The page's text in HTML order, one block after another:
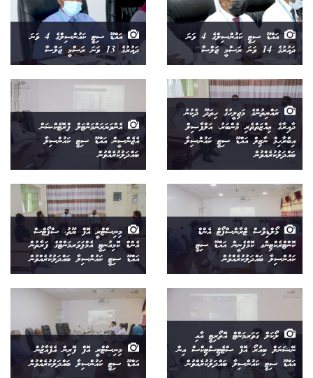
އައްޑޫ ސިޓީ ކައުންސިލްގެ 4 ވަނަ
ދައުރުގެ 14 ވަނަ ރަސްމީ ޖަލްސާ
އައްޑޫ ސިޓީ ކައުންސިލްގެ 4 ވަނަ
ދައުރުގެ 13 ވަނަ ރަސްމީ ޖަލްސާ
ރައްޔިތުންގެ މަޖިލީހުގެ ހިތަދޫ ދެކުނު
ދާއިރާގެ ޢިއްޒަތްތެރި މެންބަރު، އަލްފާޟިލް
އިބްރާހިމް ނާޒިލް އައްޑޫ ސިޓީ ކައުންސިލާ
ބައްދަލުކުރެއްވުން
އެންވަޔަރަންމަންޓަލް ޕްރޮޓެކްޝަން
އެޖެންސީން އައްޑޫ ސިޓީ ކައުންސިލާ
ބައްދަލުކުރެއްވުން
މޯލްޑިވްސް ޓްރާންސްޕޯޓް އެންޑް
ކޮންޓްރެކްޓިންގ ކޮމްޕެނީން އައްޑޫ ސިޓީ
ކައުންސިލާ ބައްދަލުކުރެއްވުން
މިނިސްޓްރީ އޮފް ޔޫތު، ސްޕޯޓްސް
އެންޑް ކޮމިއުނިޓީ އެމްޕަވަރމަންޓްގެ ފަރާތުން
އައްޑޫ ސިޓީ ކައުންސިލާ ބައްދަލުކުރެއްވުން
ލޯކަލް ގަވަރމަންޓް އޮތޯރިޓީ އާއި
ނޭޝަނަލް ބިއުރޯ އޮފް ސްޓެޓިސްޓިކްސް އިން
އައްޑޫ ސިޓީ ކައުންސިލާ ބައްދަލުކުރެއްވުން
މިނިސްޓްރީ އޮފް ފޮރިން އެފެއާޒުން
އައްޑޫ ސިޓީ ކައުންސިލާ ބައްދަލުކުރެއްވުން